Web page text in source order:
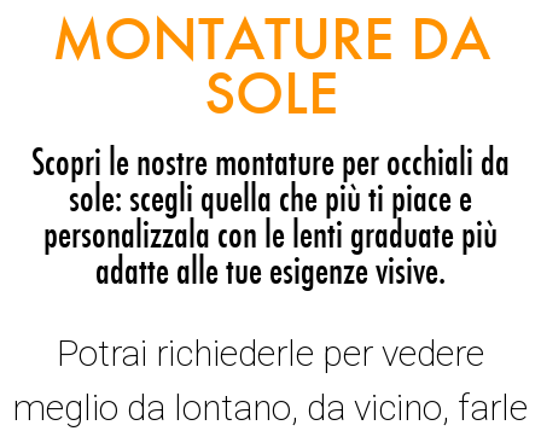
MONTATURE DA
SOLE
Scopri le nostre montature per occhiali da
sole: scegli quella che più ti piace e
personalizzala con le lenti graduate più
adatte alle tue esigenze visive.
Potrai richiederle per vedere
meglio da lontano, da vicino, farle